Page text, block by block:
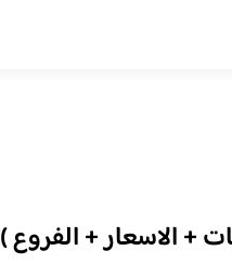
+ الاسعار + الفروع )